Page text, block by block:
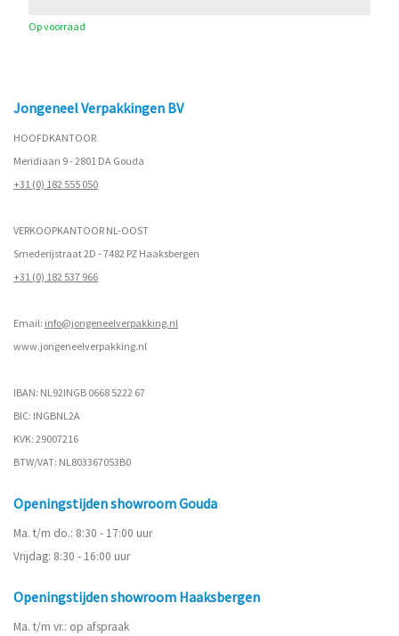
Op voorraad
Jongeneel Verpakkingen BV
HOOFDKANTOOR
Meridiaan 9 - 2801 DA Gouda
+31 (0) 182 555 050
VERKOOPKANTOOR NL-OOST
Smederijstraat 2D - 7482 PZ Haaksbergen
+31 (0) 182 537 966
Email: info@jongeneelverpakking.nl
www.jongeneelverpakking.nl
IBAN: NL92INGB 0668 5222 67
BIC: INGBNL2A
KVK: 29007216
BTW/VAT: NL803367053B0
Openingstijden showroom Gouda
Ma. t/m do.: 8:30 - 17:00 uur
Vrijdag: 8:30 - 16:00 uur
Openingstijden showroom Haaksbergen
Ma. t/m vr.: op afspraak